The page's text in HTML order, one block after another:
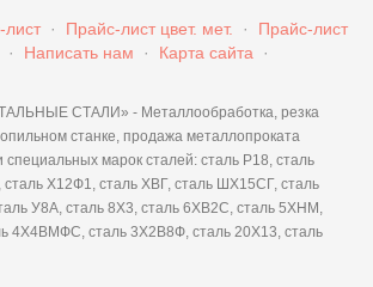
лист · Прайс-лист цвет. мет. ·
Прайс-лист
· Написать нам · Карта сайта
·
СТАЛИ» - Металлообработка, резка
станке, продажа металлопроката
специальных марок сталей: сталь Р18, сталь
Х12Ф1, сталь ХВГ, сталь ШХ15СГ, сталь
У8А, сталь 8Х3, сталь 6ХВ2С, сталь 5ХНМ,
4Х4ВМФС, сталь 3Х2В8Ф, сталь 20Х13, сталь